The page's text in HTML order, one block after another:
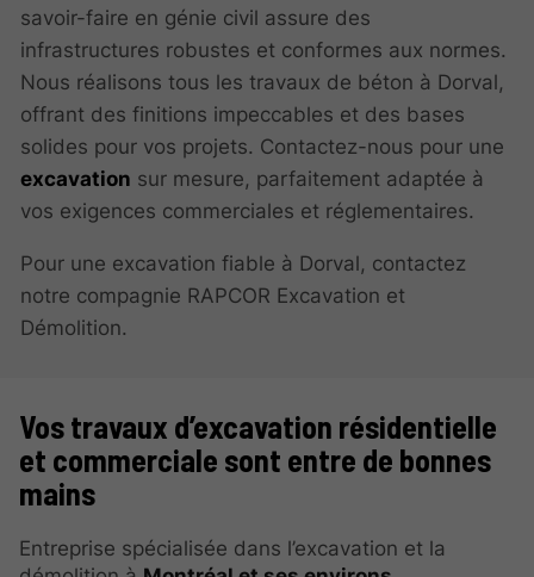
savoir-faire en génie civil assure des
infrastructures robustes et conformes aux normes.
Nous réalisons tous les travaux de béton à Dorval,
offrant des finitions impeccables et des bases
solides pour vos projets. Contactez-nous pour une
excavation sur mesure, parfaitement adaptée à
vos exigences commerciales et réglementaires.
Pour une excavation fiable à Dorval, contactez
notre compagnie RAPCOR Excavation et
Démolition.
Vos travaux d’excavation résidentielle
et commerciale sont entre de bonnes
mains
Entreprise spécialisée dans l’excavation et la